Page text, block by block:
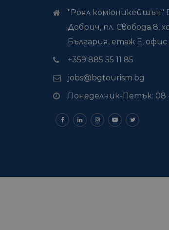
"Роял комюникейшън"
Добрич, пл. Свобода 8,
България, етаж Е, офис
+359 885 55 11 85
jobs@bgtourism.bg
Понеделник-Петък: 08 -